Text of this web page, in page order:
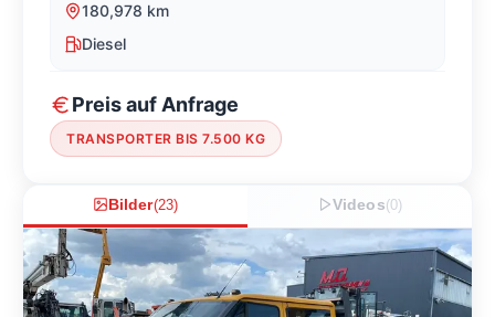
180,978 km
Diesel
Preis auf Anfrage
TRANSPORTER BIS 7.500 KG
Bilder(23) Videos(0)